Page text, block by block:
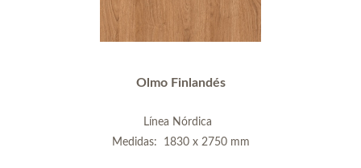
Olmo Finlandés
Línea Nórdica
Medidas: 1830 x 2750 mm